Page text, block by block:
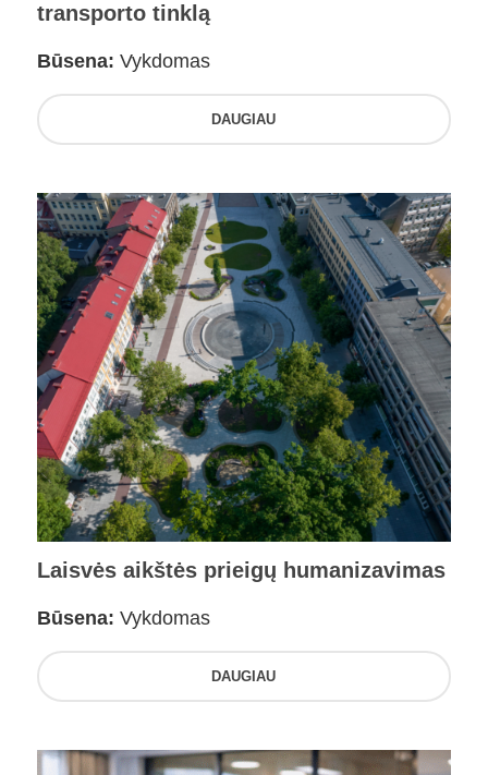
transporto tinklą
Būsena: Vykdomas
DAUGIAU
Laisvės aikštės prieigų humanizavimas
Būsena: Vykdomas
DAUGIAU